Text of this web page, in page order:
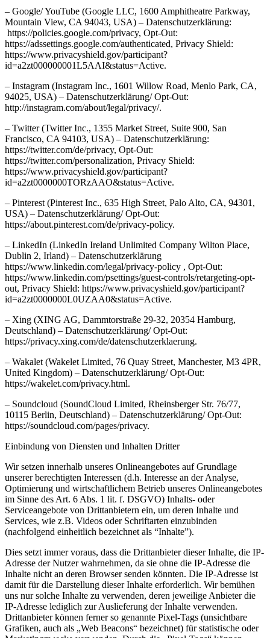
– Google/ YouTube (Google LLC, 1600 Amphitheatre Parkway,
Mountain View, CA 94043, USA) – Datenschutzerklärung:
https://policies.google.com/privacy, Opt-Out:
https://adssettings.google.com/authenticated, Privacy Shield:
https://www.privacyshield.gov/participant?
id=a2zt000000001L5AAI&status=Active.
– Instagram (Instagram Inc., 1601 Willow Road, Menlo Park, CA,
94025, USA) – Datenschutzerklärung/ Opt-Out:
http://instagram.com/about/legal/privacy/.
– Twitter (Twitter Inc., 1355 Market Street, Suite 900, San
Francisco, CA 94103, USA) – Datenschutzerklärung:
https://twitter.com/de/privacy, Opt-Out:
https://twitter.com/personalization, Privacy Shield:
https://www.privacyshield.gov/participant?
id=a2zt0000000TORzAAO&status=Active.
– Pinterest (Pinterest Inc., 635 High Street, Palo Alto, CA, 94301,
USA) – Datenschutzerklärung/ Opt-Out:
https://about.pinterest.com/de/privacy-policy.
– LinkedIn (LinkedIn Ireland Unlimited Company Wilton Place,
Dublin 2, Irland) – Datenschutzerklärung
https://www.linkedin.com/legal/privacy-policy , Opt-Out:
https://www.linkedin.com/psettings/guest-controls/retargeting-opt-
out, Privacy Shield: https://www.privacyshield.gov/participant?
id=a2zt0000000L0UZAA0&status=Active.
– Xing (XING AG, Dammtorstraße 29-32, 20354 Hamburg,
Deutschland) – Datenschutzerklärung/ Opt-Out:
https://privacy.xing.com/de/datenschutzerklaerung.
– Wakalet (Wakelet Limited, 76 Quay Street, Manchester, M3 4PR,
United Kingdom) – Datenschutzerklärung/ Opt-Out:
https://wakelet.com/privacy.html.
– Soundcloud (SoundCloud Limited, Rheinsberger Str. 76/77,
10115 Berlin, Deutschland) – Datenschutzerklärung/ Opt-Out:
https://soundcloud.com/pages/privacy.
Einbindung von Diensten und Inhalten Dritter
Wir setzen innerhalb unseres Onlineangebotes auf Grundlage
unserer berechtigten Interessen (d.h. Interesse an der Analyse,
Optimierung und wirtschaftlichem Betrieb unseres Onlineangebotes
im Sinne des Art. 6 Abs. 1 lit. f. DSGVO) Inhalts- oder
Serviceangebote von Drittanbietern ein, um deren Inhalte und
Services, wie z.B. Videos oder Schriftarten einzubinden
(nachfolgend einheitlich bezeichnet als “Inhalte”).
Dies setzt immer voraus, dass die Drittanbieter dieser Inhalte, die IP-
Adresse der Nutzer wahrnehmen, da sie ohne die IP-Adresse die
Inhalte nicht an deren Browser senden könnten. Die IP-Adresse ist
damit für die Darstellung dieser Inhalte erforderlich. Wir bemühen
uns nur solche Inhalte zu verwenden, deren jeweilige Anbieter die
IP-Adresse lediglich zur Auslieferung der Inhalte verwenden.
Drittanbieter können ferner so genannte Pixel-Tags (unsichtbare
Grafiken, auch als „Web Beacons“ bezeichnet) für statistische oder